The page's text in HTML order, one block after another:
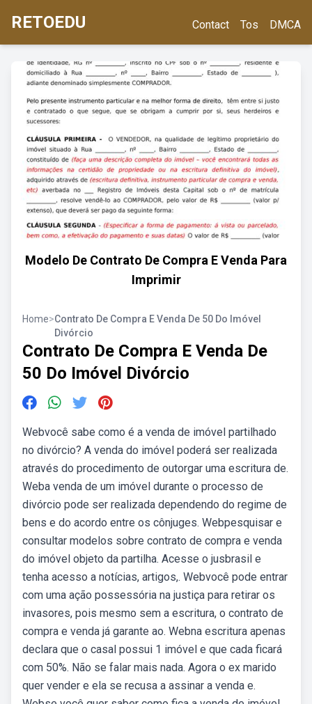
RETOEDU Contact Tos DMCA
Modelo De Contrato De Compra E Venda Para
Imprimir
Home>Contrato De Compra E Venda De 50 Do Imóvel
Divórcio
Contrato De Compra E Venda De
50 Do Imóvel Divórcio
Webvocê sabe como é a venda de imóvel partilhado
no divórcio? A venda do imóvel poderá ser realizada
através do procedimento de outorgar uma escritura de.
Weba venda de um imóvel durante o processo de
divórcio pode ser realizada dependendo do regime de
bens e do acordo entre os cônjuges. Webpesquisar e
consultar modelos sobre contrato de compra e venda
do imóvel objeto da partilha. Acesse o jusbrasil e
tenha acesso a notícias, artigos,. Webvocê pode entrar
com uma ação possessória na justiça para retirar os
invasores, pois mesmo sem a escritura, o contrato de
compra e venda já garante ao. Webna escritura apenas
declara que o casal possui 1 imóvel e que cada ficará
com 50%. Não se falar mais nada. Agora o ex marido
quer vender e ela se recusa a assinar a venda e.